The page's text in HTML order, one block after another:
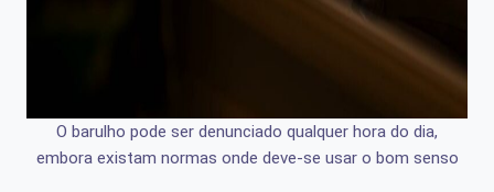
O barulho pode ser denunciado qualquer hora do dia,
embora existam normas onde deve-se usar o bom senso